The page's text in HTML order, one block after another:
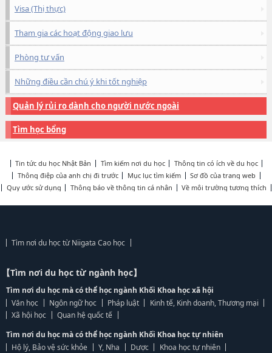
Visa (Thị thực)
Tham gia các hoạt động giao lưu
Phòng tư vấn
Những điều cần chú ý khi tốt nghiệp
Quản lý rủi ro dành cho người nước ngoài
Tìm học bổng
Tin tức du học Nhật Bản Tìm kiếm nơi du học
Thông tin có ích về du học
Thông điệp của anh chị đi trước
Mục lục tìm kiếm
Sơ đồ của trang web
Quy ước sử dụng
Thông báo về thông tin cá nhân Về môi trường tương thích
Tìm nơi du học từ Niigata Cao học
【Tìm nơi du học từ ngành học】
Tìm nơi du học mà có thể học ngành Khối Khoa học xã hội
Văn học
Ngôn ngữ học Pháp luật
Kinh tế, Kinh doanh, Thương mại
Xã hội học
Quan hệ quốc tế
Tìm nơi du học mà có thể học ngành Khối Khoa học tự nhiên
Hộ lý, Bảo vệ sức khỏe
Y, Nha Dược
Khoa học tự nhiên